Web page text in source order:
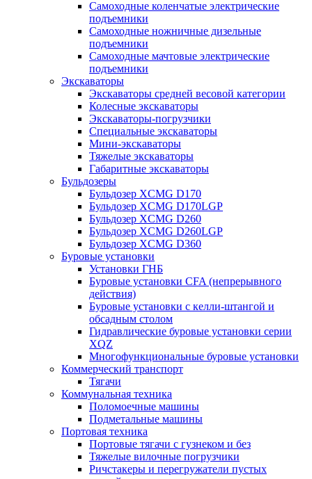
Самоходные коленчатые электрические
подъемники
Самоходные ножничные дизельные
подъемники
Самоходные мачтовые электрические
подъемники
Экскаваторы
Экскаваторы средней весовой категории
Колесные экскаваторы
Экскаваторы-погрузчики
Специальные экскаваторы
Мини-экскаваторы
Тяжелые экскаваторы
Габаритные экскаваторы
Бульдозеры
Бульдозер XCMG D170
Бульдозер XCMG D170LGP
Бульдозер XCMG D260
Бульдозер XCMG D260LGP
Бульдозер XCMG D360
Буровые установки
Установки ГНБ
Буровые установки CFA (непрерывного
действия)
Буровые установки с келли-штангой и
обсадным столом
Гидравлические буровые установки серии
XQZ
Многофункциональные буровые установки
Коммерческий транспорт
Тягачи
Коммунальная техника
Поломоечные машины
Подметальные машины
Портовая техника
Портовые тягачи с гузнеком и без
Тяжелые вилочные погрузчики
Ричстакеры и перегружатели пустых